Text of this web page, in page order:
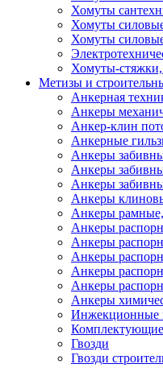
Хомуты
Хомуты
Хомуты
Хомуты-
Метизы и
Анкерная
Анкеры
Анкер-клин
Анкерные
Анкеры
Анкеры
Анкеры
Анкеры
Анкеры
Анкеры
Анкеры
Анкеры
Анкеры
Анкеры
Анкеры
Инжекционные
Гвозди
Гвозди